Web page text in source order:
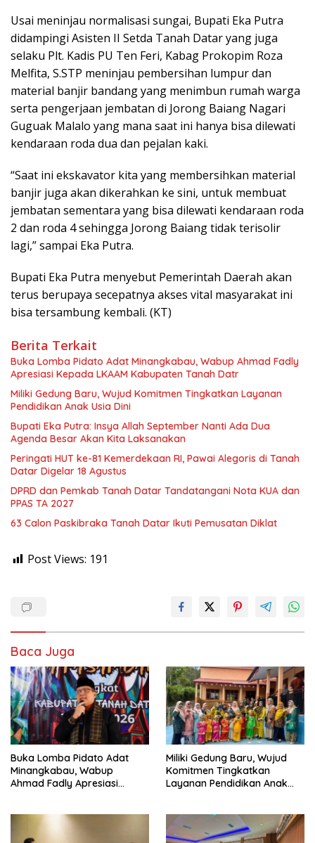
Usai meninjau normalisasi sungai, Bupati Eka Putra
didampingi Asisten II Setda Tanah Datar yang juga
selaku Plt. Kadis PU Ten Feri, Kabag Prokopim Roza
Melfita, S.STP meninjau pembersihan lumpur dan
material banjir bandang yang menimbun rumah warga
serta pengerjaan jembatan di Jorong Baiang Nagari
Guguak Malalo yang mana saat ini hanya bisa dilewati
kendaraan roda dua dan pejalan kaki.
“Saat ini ekskavator kita yang membersihkan material
banjir juga akan dikerahkan ke sini, untuk membuat
jembatan sementara yang bisa dilewati kendaraan roda
2 dan roda 4 sehingga Jorong Baiang tidak terisolir
lagi,” sampai Eka Putra.
Bupati Eka Putra menyebut Pemerintah Daerah akan
terus berupaya secepatnya akses vital masyarakat ini
bisa tersambung kembali. (KT)
Berita Terkait
Buka Lomba Pidato Adat Minangkabau, Wabup Ahmad Fadly
Apresiasi Kepada LKAAM Kabupaten Tanah Datr
Miliki Gedung Baru, Wujud Komitmen Tingkatkan Layanan
Pendidikan Anak Usia Dini
Bupati Eka Putra: Insya Allah September Nanti Ada Dua
Agenda Besar Akan Kita Laksanakan
Peringati HUT ke-81 Kemerdekaan RI, Pawai Alegoris di Tanah
Datar Digelar 18 Agustus
DPRD dan Pemkab Tanah Datar Tandatangani Nota KUA dan
PPAS TA 2027
63 Calon Paskibraka Tanah Datar Ikuti Pemusatan Diklat
Post Views: 191
Baca Juga
Buka Lomba Pidato Adat
Minangkabau, Wabup
Ahmad Fadly Apresiasi
Miliki Gedung Baru, Wujud
Komitmen Tingkatkan
Layanan Pendidikan Anak